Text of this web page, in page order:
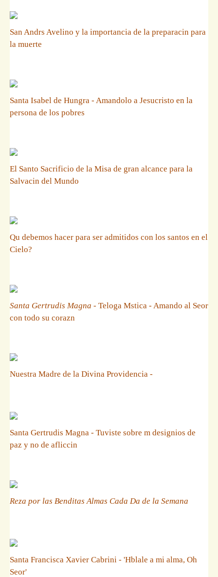
San Andrs Avelino y la importancia de la preparacin para
la muerte
Santa Isabel de Hungra - Amandolo a Jesucristo en la
persona de los pobres
El Santo Sacrificio de la Misa de gran alcance para la
Salvacin del Mundo
Qu debemos hacer para ser admitidos con los santos en el
Cielo?
Santa Gertrudis Magna - Teloga Mstica - Amando al Seor
con todo su corazn
Nuestra Madre de la Divina Providencia -
Santa Gertrudis Magna - Tuviste sobre m designios de
paz y no de afliccin
Reza por las Benditas Almas Cada Da de la Semana
Santa Francisca Xavier Cabrini - 'Hblale a mi alma, Oh
Seor'